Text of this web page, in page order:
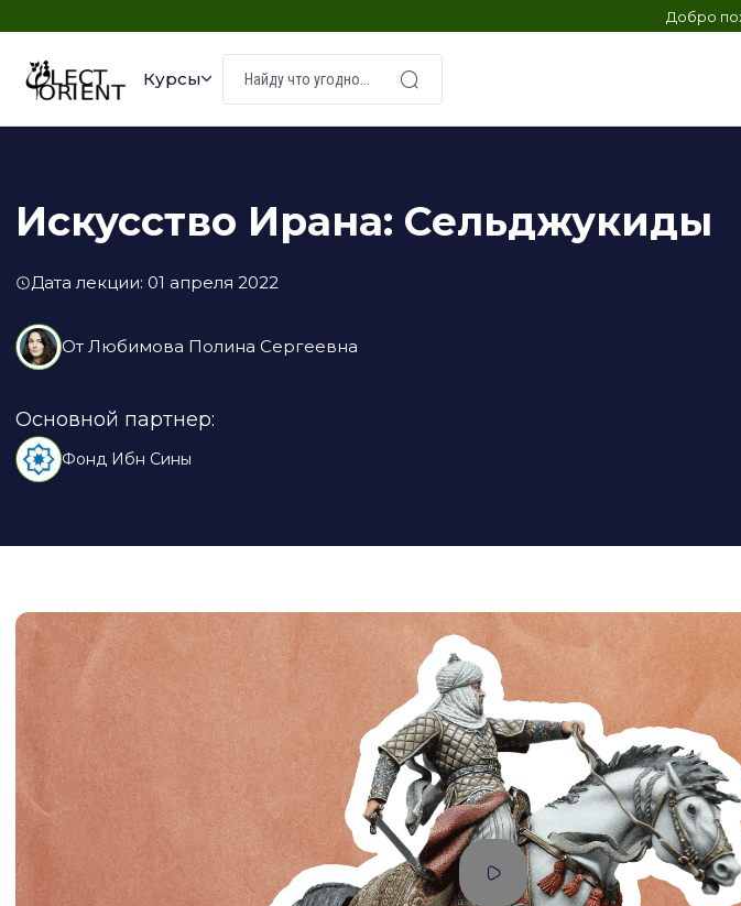
Добро
Курсы
Искусство Ирана: Сельджукиды
Дата лекции: 01 апреля 2022
От Любимова Полина Сергеевна
Основной партнер:
Фонд Ибн Сины